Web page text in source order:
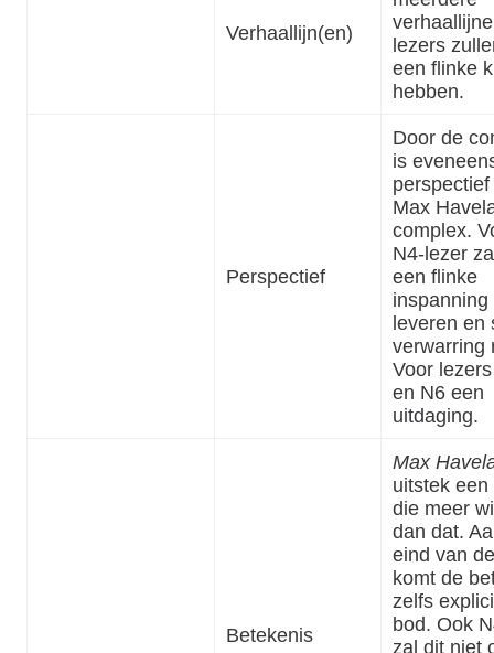
Verhaallijn(en)
lezers
een flinke
hebben.
Perspectief
Door de
is
Max
complex.
N4-lezer
een flinke
leveren en
verwarring
Voor
en N6 een
uitdaging.
Betekenis
Max
uitstek een
die meer
dan dat.
eind van
komt de
zelfs
bod. Ook
zal dit niet